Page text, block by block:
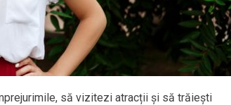
să vizitezi atracții și să trăiești